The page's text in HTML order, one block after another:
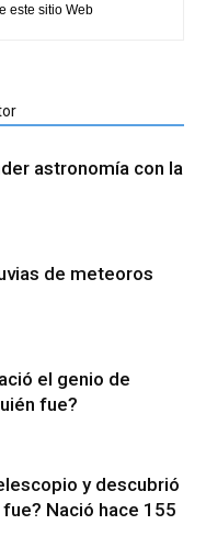
este sitio Web
astronomía con la
de meteoros
el genio de
fue?
y descubrió
Nació hace 155